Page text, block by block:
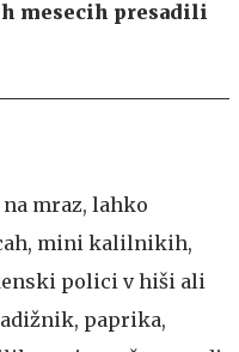
mesecih presadili
mraz, lahko
mini kalilnikih,
polici v hiši ali
paprika,